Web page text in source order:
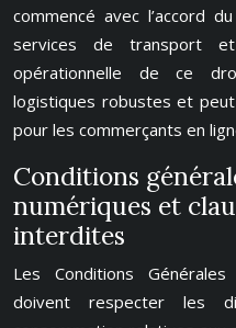
commencé avec l’accord
services de transport et
opérationnelle de ce
logistiques robustes et
pour les commerçants en
Conditions
numériques et
interdites
Les Conditions
doivent respecter les